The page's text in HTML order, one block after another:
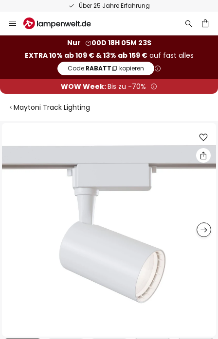
Über 25 Jahre Erfahrung
Inhalt
Nur
00D 18H 05M 22S
EXTRA 10% ab 109 € & 13% ab 159 €auf fast alles
Code:RABATT kopieren
WOW Week:Bis zu -70%
Maytoni Track Lighting
Bildgalerie